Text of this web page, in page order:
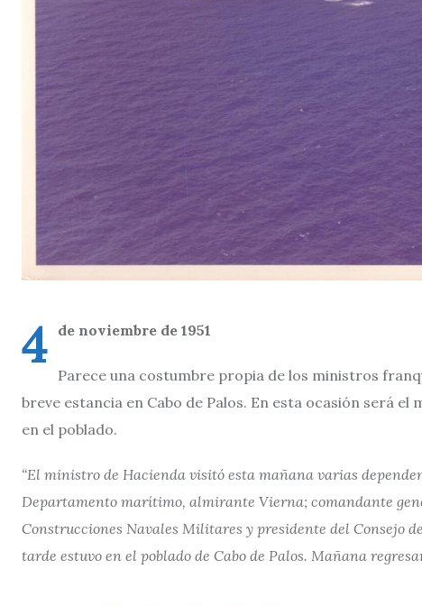
4 de noviembre de 1951
Parece una costumbre propia de los ministros
breve estancia en Cabo de Palos. En esta ocasión será
en el poblado.
“El ministro de Hacienda visitó esta mañana varias
Departamento marítimo, almirante Vierna; comandante
Construcciones Navales Militares y presidente del Consejo
tarde estuvo en el poblado de Cabo de Palos. Mañana